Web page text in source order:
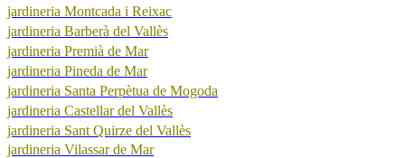
jardineria Montcada i Reixac
jardineria Barberà del Vallès
jardineria Premià de Mar
jardineria Pineda de Mar
jardineria Santa Perpètua de Mogoda
jardineria Castellar del Vallès
jardineria Sant Quirze del Vallès
jardineria Vilassar de Mar